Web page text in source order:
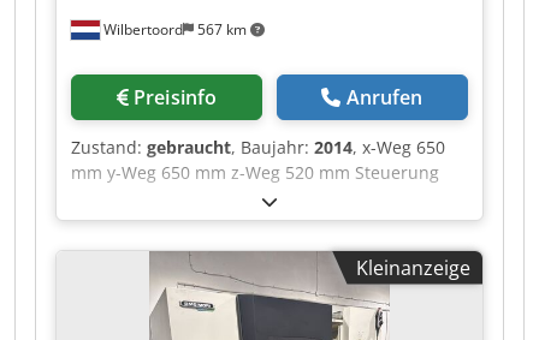
Wilbertoord 567 km
Preisinfo Anrufen
Zustand: gebraucht, Baujahr: 2014, x-Weg 650
mm y-Weg 650 mm z-Weg 520 mm Steuerung
Heidenhain Der Drehteller wurde letztes Jahr
überholt. Die Y-Achse wurde vor 3 Monaten
überholt. Dkodpsztfuqefx Ab Njr 3D-Messer-
Tastkopf. InklusiveWerkzeug.
Kleinanzeige